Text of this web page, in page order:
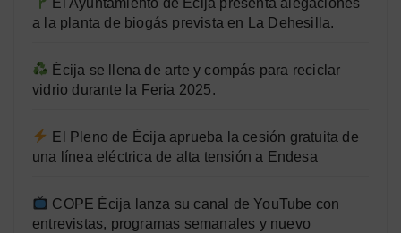
a la planta de biogás prevista en La Dehesilla.
Écija se llena de arte y compás para reciclar
vidrio durante la Feria 2025.
El Pleno de Écija aprueba la cesión gratuita de
una línea eléctrica de alta tensión a Endesa
COPE Écija lanza su canal de YouTube con
entrevistas, programas semanales y nuevo